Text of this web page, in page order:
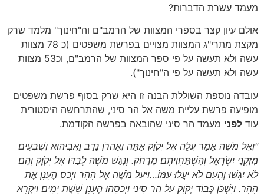
מעמד עשרת הדברות?
אולם עיון קצר בספרי המצוות של הרמב"ם וה"חינוך" מלמד שרק
מקצת מתרי"ג המצוות מצויים בפרשת משפטים (כ 78 מצוות
עשה ולא תעשה על פי ספר המצוות של הרמב"ם, וכ53 מצוות
עשה ולא תעשה על פי ה"חינוך").
עובדה נוספת השוללת הבנה זו היא שרק בסוף פרשת משפטים
מופיעה פרשת עליית משה אל הר סיני, שהתרחשה היסטורית
עוד לפני מעמד הר סיני שהובאה בפרשה הקודמת.
"וְאֶל מֹשֶׁה אָמַר עֲלֵה אֶל יְקֹוָק אַתָּה וְאַהֲרֹן נָדָב וַאֲבִיהוּא וְשִׁבְעִים
מִזִּקְנֵי יִשְׂרָאֵל וְהִשְׁתַּחֲוִיתֶם מֵרָחֹק. וְנִגַּשׁ מֹשֶׁה לְבַדּוֹ אֶל יְקֹוָק וְהֵם
לֹא יִגָּשׁוּ וְהָעָם לֹא יַעֲלוּ עִמּוֹ…וַיַּעַל מֹשֶׁה אֶל הָהָר וַיְכַס הֶעָנָן אֶת
הָהָר. וַיִּשְׁכֹּן כְּבוֹד יְקֹוָק עַל הַר סִינַי וַיְכַסֵּהוּ הֶעָנָן שֵׁשֶׁת יָמִים וַיִּקְרָא